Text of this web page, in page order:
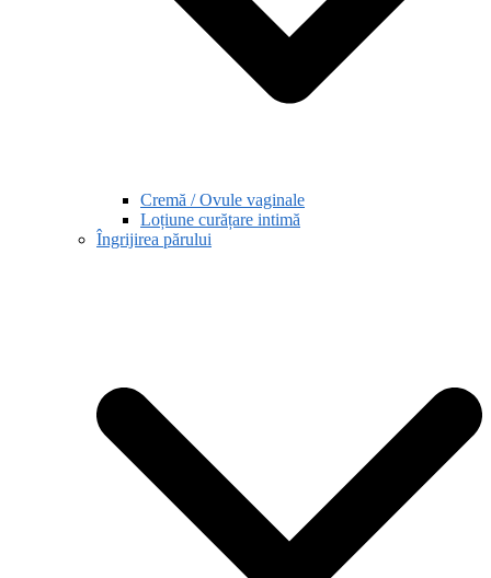
Cremă / Ovule vaginale
Loțiune curățare intimă
Îngrijirea părului